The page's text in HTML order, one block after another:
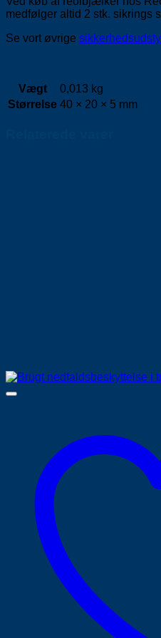
medfølger altid 2 stk. sikrings
Se vort øvrige
Vægt
0,013 kg
Størrelse 40 × 20 × 5 mm